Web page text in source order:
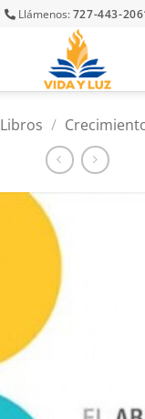
Llámenos:727-443-
Libros /